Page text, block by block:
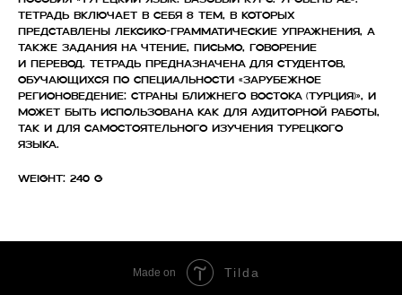
Тетрадь включает в себя 8 тем, в которых
представлены лексико-грамматические упражнения, а
также задания на чтение, письмо, говорение
и перевод. Тетрадь предназначена для студентов,
обучающихся по специальности «Зарубежное
регионоведение: Страны Ближнего Востока (Турция)», и
может быть использована как для аудиторной работы,
так и для самостоятельного изучения турецкого
языка.
Weight: 240 g
Made on Tilda